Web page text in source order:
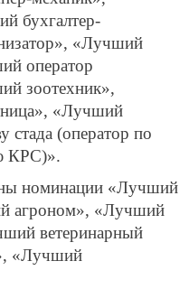
бухгалтер-
«Лучший
оператор
зоотехник»,
«Лучший
стада (оператор по
КРС)».
номинации «Лучший
агроном», «Лучший
ветеринарный
«Лучший